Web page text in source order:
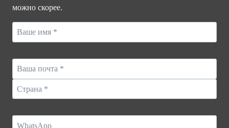
можно скорее.